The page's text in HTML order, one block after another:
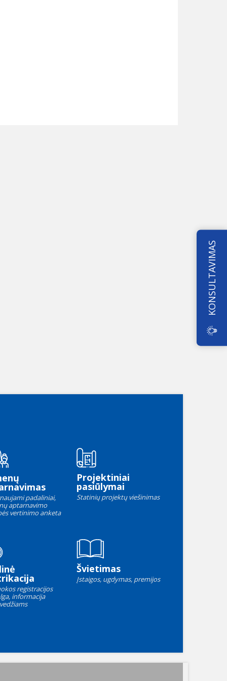
padaliniai,
aptarnavimo
vertinimo anketa
Projektiniai
pasiūlymai
Statinių projektų viešinimas
registracijos
informacija
Švietimas
Įstaigos, ugdymas, premijos
KONSULTAVIMAS